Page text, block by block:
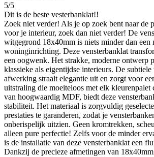
5/5
Dit is de beste vesterbanklat!!
Zoek niet verder! Als je op zoek bent naar de
voor je interieur, zoek dan niet verder! De
witgegrond 18x40mm is niets minder dan een
woninginrichting. Deze vensterbanklat
een oogwenk. Het strakke, moderne ontwerp
klassieke als eigentijdse interieurs. De
afwerking straalt elegantie uit en zorgt voor
uitstraling die moeiteloos met elk kleurenpalet
van hoogwaardig MDF, biedt deze
stabiliteit. Het materiaal is zorgvuldig
prestaties te garanderen, zodat je
onberispelijk uitzien. Geen kromtrekken,
alleen pure perfectie! Zelfs voor de minder
is de installatie van deze vensterbanklat een
Dankzij de precieze afmetingen van 18x40mm